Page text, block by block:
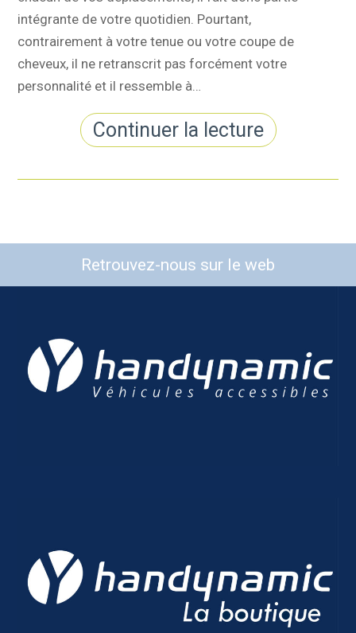
intégrante de votre quotidien. Pourtant,
contrairement à votre tenue ou votre coupe de
cheveux, il ne retranscrit pas forcément votre
personnalité et il ressemble à…
Continuer la lecture
Retrouvez-nous sur le web